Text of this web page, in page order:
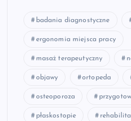
badania diagnostyczne
ergonomia miejsca pracy
masaż terapeutyczny
objawy ortopeda
osteoporoza
płaskostopie